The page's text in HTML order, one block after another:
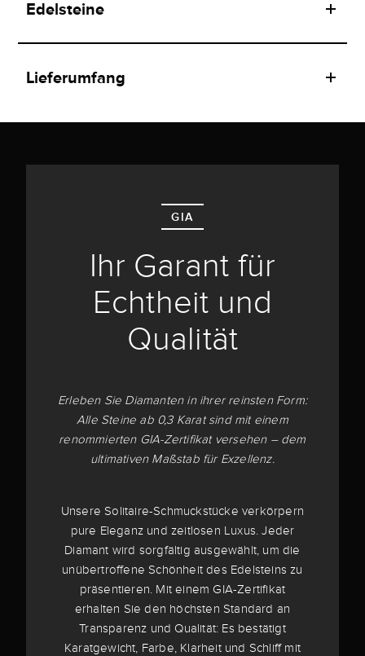
Edelsteine
Lieferumfang
GIA
Ihr Garant für
Echtheit und
Qualität
Erleben Sie Diamanten in ihrer reinsten Form:
Alle Steine ab 0,3 Karat sind mit einem
renommierten GIA-Zertifikat versehen – dem
ultimativen Maßstab für Exzellenz.
Unsere Solitaire-Schmuckstücke verkörpern
pure Eleganz und zeitlosen Luxus. Jeder
Diamant wird sorgfältig ausgewählt, um die
unübertroffene Schönheit des Edelsteins zu
präsentieren. Mit einem GIA-Zertifikat
erhalten Sie den höchsten Standard an
Transparenz und Qualität: Es bestätigt
Karatgewicht, Farbe, Klarheit und Schliff mit